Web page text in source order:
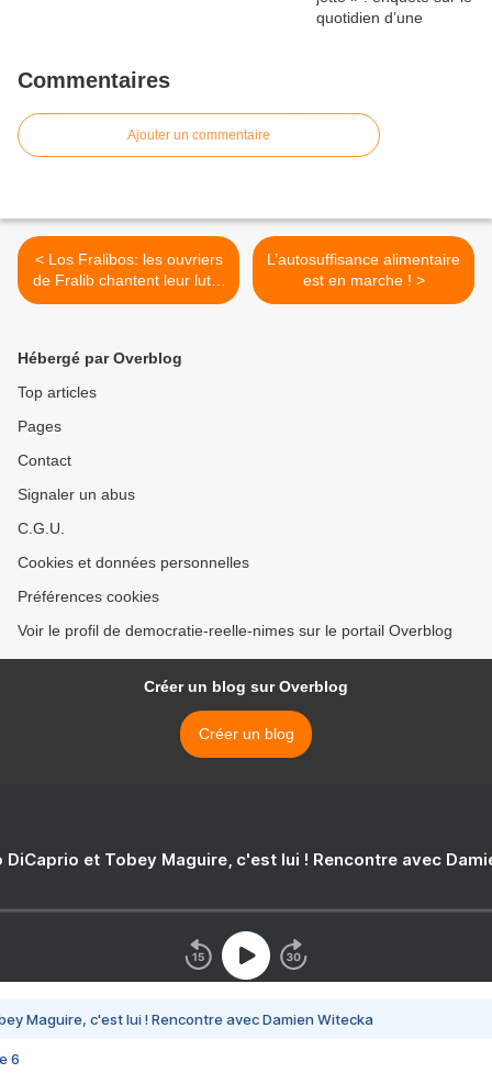
Commentaires
Ajouter un commentaire
< Los Fralibos: les ouvriers
de Fralib chantent leur lutte
(vidéo)
L’autosuffisance alimentaire
est en marche ! >
Hébergé par Overblog
Top articles
Pages
Contact
Signaler un abus
C.G.U.
Cookies et données personnelles
Préférences cookies
Voir le profil de democratie-reelle-nimes sur le portail Overblog
Créer un blog sur Overblog
Créer un blog
DiCaprio et Tobey Maguire, c'est lui ! Rencontre avec
Maguire, c'est lui ! Rencontre avec Damien Witecka
6